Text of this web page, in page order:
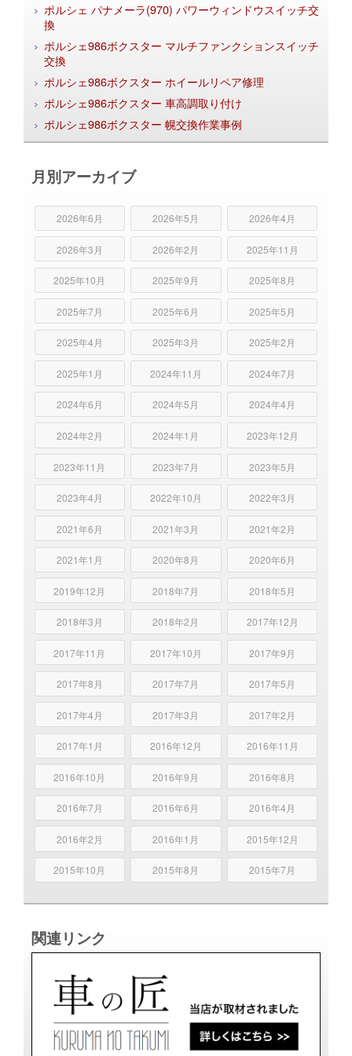
ポルシェ パナメーラ(970) パワーウィンドウスイッチ交
換
ポルシェ986ボクスター マルチファンクションスイッチ
交換
ポルシェ986ボクスター ホイールリペア修理
ポルシェ986ボクスター 車高調取り付け
ポルシェ986ボクスター 幌交換作業事例
月別アーカイブ
2026年6月 2026年5月 2026年4月
2026年3月 2026年2月 2025年11月
2025年10月 2025年9月 2025年8月
2025年7月 2025年6月 2025年5月
2025年4月 2025年3月 2025年2月
2025年1月 2024年11月 2024年7月
2024年6月 2024年5月 2024年4月
2024年2月 2024年1月 2023年12月
2023年11月 2023年7月 2023年5月
2023年4月 2022年10月 2022年3月
2021年6月 2021年3月 2021年2月
2021年1月 2020年8月 2020年6月
2019年12月 2018年7月 2018年5月
2018年3月 2018年2月 2017年12月
2017年11月 2017年10月 2017年9月
2017年8月 2017年7月 2017年5月
2017年4月 2017年3月 2017年2月
2017年1月 2016年12月 2016年11月
2016年10月 2016年9月 2016年8月
2016年7月 2016年6月 2016年4月
2016年2月 2016年1月 2015年12月
2015年10月 2015年8月 2015年7月
関連リンク